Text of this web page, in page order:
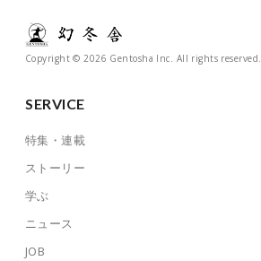
Copyright © 2026 Gentosha Inc. All rights reserved.
SERVICE
特集・連載
ストーリー
学ぶ
ニュース
JOB